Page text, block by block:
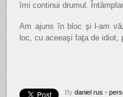
îmi continui drumul.
Am ajuns în bloc şi l-am
loc, cu aceeaşi faţa de idiot,
Bydaniel rus •